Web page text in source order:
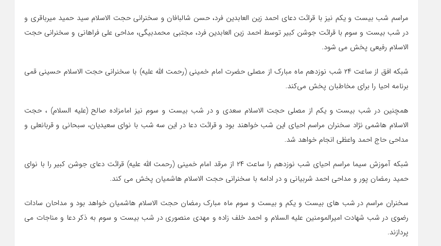
مراسم شب بیست و یکم نیز با قرائت دعای احمد زین العابدین فرد، حسن شالبافان و سخنرانی حجت الاسلام سید حمید میرباقری و
در شب بیست و سوم با قرائت جوشن کبیر توسط احمد زین العابدین فرد، مجتبی محمدبیگی، مداحی علی فراهانی و سخنرانی حجت
الاسلام رفیعی پخش می شود.
شبکه افق از ساعت ۲۴ شب نوزدهم ماه مبارک از مصلی حضرت امام خمینی (رحمت الله علیه) با سخنرانی حجت الاسلام حسینی قمی
برنامه احیا را برای مخاطبان پخش می‌کند.
همچنین در شب بیست و یکم از مصلی حجت الاسلام سعدی و در شب بیست و سوم نیز امامزاده صالح (علیه السلام) ، حجت
الاسلام هاشمی نژاد سخنران مراسم احیای این شب خواهند بود و قرائت دعا در این سه شب با نوای سعیدیان، سبحانی و قربانعلی و
مداحی حاج احمد واعظی انجام خواهد شد.
شبکه آموزش سیما مراسم احیای شب نوزدهم را ساعت ۲۴ از مرقد امام خمینی (رحمت الله علیه) قرائت دعای جوشن کبیر را با نوای
حمید رمضان پور و مداحی احمد شربیانی و در ادامه با سخنرانی حجت الاسلام هاشمیان پخش می کند.
سخنران مراسم در شب های بیست و یکم و بیست و سوم ماه مبارک رمضان حجت الاسلام هاشمیان خواهد بود و مداحان سادات
رضوی در شب شهادت امیرالمومنین علیه السلام و احمد خلف زاده و مهدی منصوری در شب بیست و سوم به ذکر دعا و مناجات می
پردازند.